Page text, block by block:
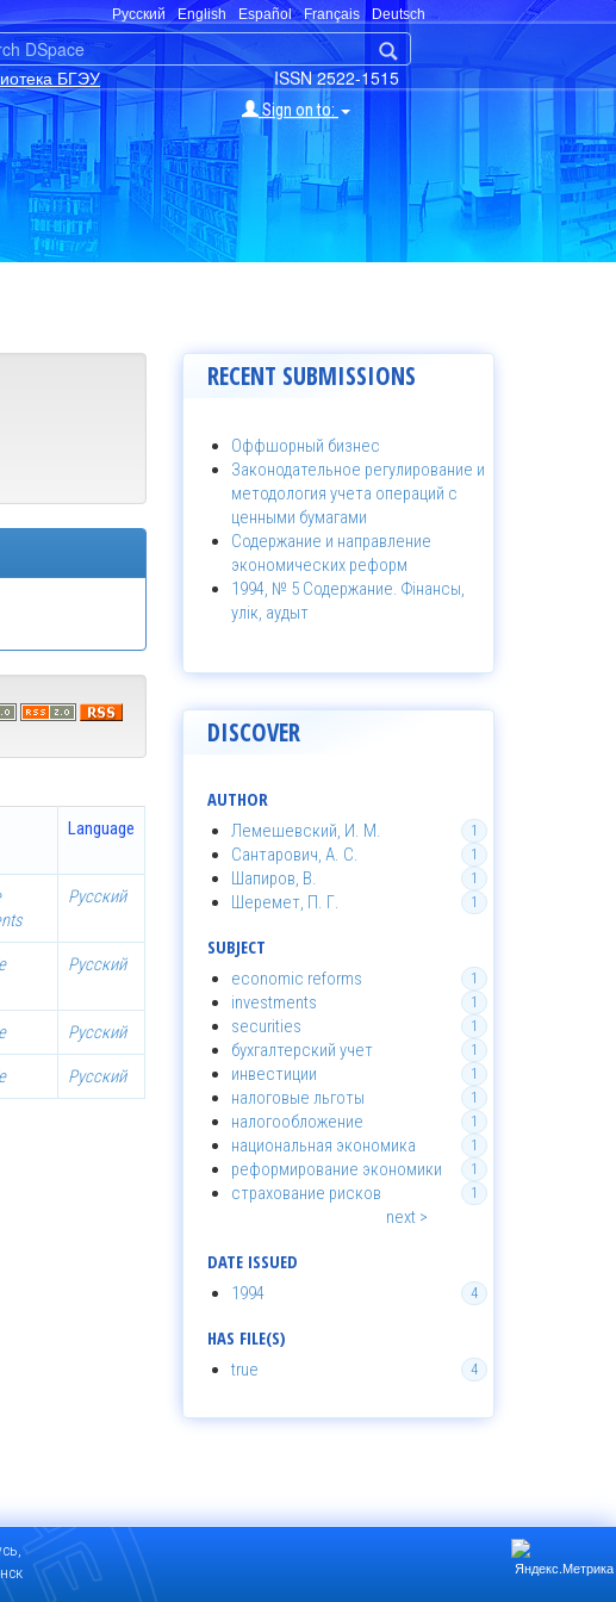
Русский English Español Français Deutsch
ISSN 2522-1515
БГЭУ
Sign on to:
Language
Русский
Русский
Русский
Русский
RECENT SUBMISSIONS
Оффшорный бизнес
Законодательное регулирование и
методология учета операций с
ценными бумагами
Содержание и направление
экономических реформ
1994, № 5 Содержание. Фінансы,
улік, аудыт
DISCOVER
AUTHOR
1
Лемешевский, И. М.
1
Сантарович, А. С.
1
Шапиров, В.
1
Шеремет, П. Г.
SUBJECT
1
economic reforms
1
investments
1
securities
1
бухгалтерский учет
1
инвестиции
1
налоговые льготы
1
налогообложение
1
национальная экономика
1
реформирование экономики
1
страхование рисков
next >
DATE ISSUED
4
1994
HAS FILE(S)
4
true